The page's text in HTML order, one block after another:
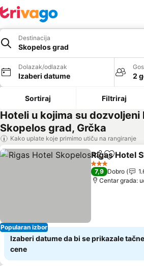
Destinacija
Skopelos grad
Dolazak/odlazak
Izaberi datume 2
Sortiraj Filtriraj
Hoteli u kojima su
Skopelos grad, Grčka
Kako uplate koje primimo utiču na rangiranje
Popularan izbor
Deli Dodati
Rigas Hotel
3 Zvezdice
7,9 Dobro
Centar grada:
Izaberi datume da bi se prikazale tačne
cene